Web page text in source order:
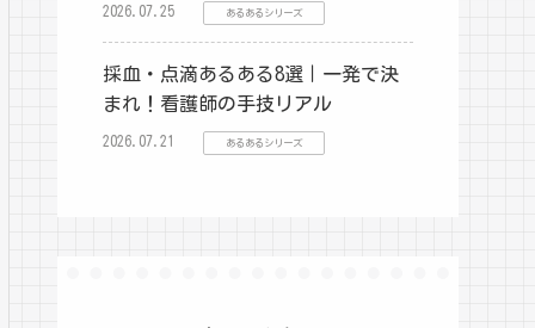
2026.07.25 あるあるシリーズ
採血・点滴あるある8選｜一発で決
まれ！看護師の手技リアル
2026.07.21 あるあるシリーズ